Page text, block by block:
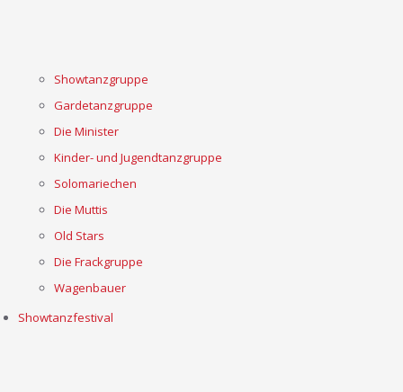
Showtanzgruppe
Gardetanzgruppe
Die Minister
Kinder- und Jugendtanzgruppe
Solomariechen
Die Muttis
Old Stars
Die Frackgruppe
Wagenbauer
Showtanzfestival